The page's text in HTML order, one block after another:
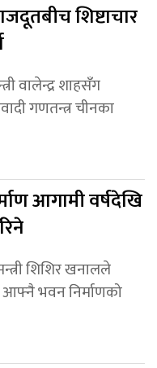
शिष्टाचार
वालेन्द्र शाहसँग
गणतन्त्र चीनका
आगामी वर्षदेखि
शिशिर खनालले
आफ्नै भवन निर्माणको